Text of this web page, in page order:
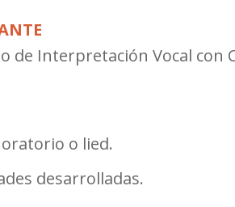
Interpretación Vocal con
o lied.
desarrolladas.